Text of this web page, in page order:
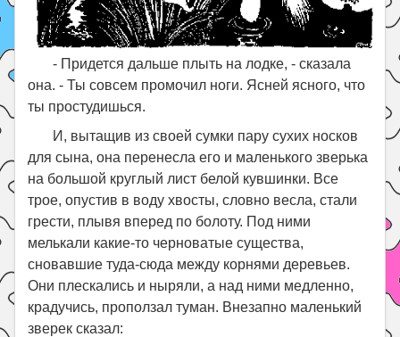
- Придется дальше плыть на лодке, - сказала
она. - Ты совсем промочил ноги. Ясней ясного, что
ты простудишься.
И, вытащив из своей сумки пару сухих носков
для сына, она перенесла его и маленького зверька
на большой круглый лист белой кувшинки. Все
трое, опустив в воду хвосты, словно весла, стали
грести, плывя вперед по болоту. Под ними
мелькали какие-то черноватые существа,
сновавшие туда-сюда между корнями деревьев.
Они плескались и ныряли, а над ними медленно,
крадучись, проползал туман. Внезапно маленький
зверек сказал: